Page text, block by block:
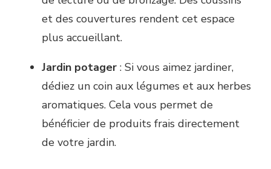
et des couvertures rendent cet espace
plus accueillant.
Jardin potager : Si vous aimez jardiner,
dédiez un coin aux légumes et aux herbes
aromatiques. Cela vous permet de
bénéficier de produits frais directement
de votre jardin.